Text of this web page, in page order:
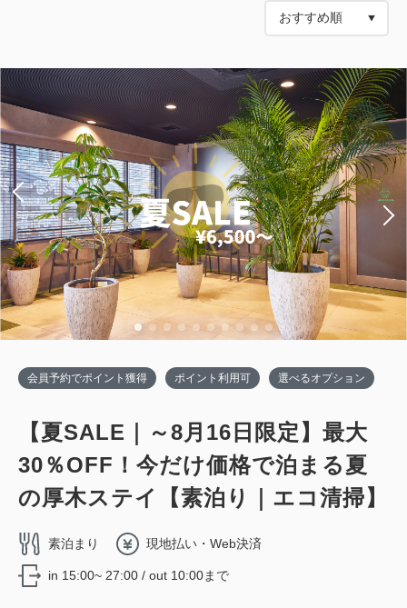
会員予約でポイント獲得 ポイント利用可 選べるオプション
【夏SALE｜～8月16日限定】最大
30％OFF！今だけ価格で泊まる夏
の厚木ステイ【素泊り｜エコ清掃】
素泊まり 現地払い・Web決済
in 15:00~ 27:00 / out 10:00まで